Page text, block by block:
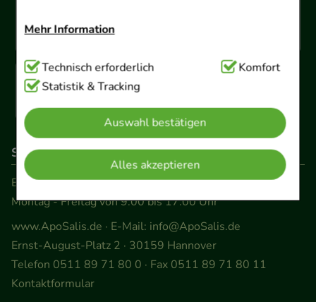
Mehr Information
Technisch Notwendig:Hierbei handelt es sich um
Cookies, die für die Grundfunktionen unserer
Website notwendig sind (z.B. Navigation,
Warenkorb, Kundenkonto), weshalb auf diese nicht
verzichtet werden kann.
Komfort:Diese Cookies werden genutzt um das
Einkaufserlebnis noch ansprechender zu gestalten,
beispielsweise für die Wiedererkennung des
Besuchers oder unsere Seite an bevorzugte
Verhaltensweisen (z.B. Spracheinstellung)
anzupassen. Komfort-Cookies ermöglichen es uns
Technisch erforderlich
Komfort
Statistik & Tracking
Auswahl bestätigen
Alles akzeptieren
So erreichen Sie uns
Beratung und Kundenservice:
Montag - Freitag von 9.00 bis 17.00 Uhr
www.ApoSalis.de · E-Mail: info@ApoSalis.de
Ernst-August-Platz 2 · 30159 Hannover
Telefon 0511 89 71 80 0 · Fax 0511 89 71 80 11
Kontaktformular